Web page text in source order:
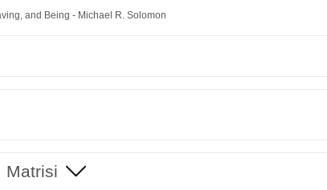
and Being - Michael R. Solomon
Matrisi